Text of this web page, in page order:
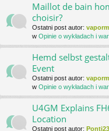
Maillot de bain
choisir?
Ostatni post autor:
w Opinie o wykładach i
Hemd selbst
Event
Ostatni post autor:
w Opinie o wykładach i
U4GM Explains
Location
Ostatni post autor: